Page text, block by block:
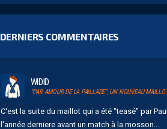
DERNIERS COMMENTAIRES
WIDID
C'est la suite du maillot qui a été "teasé" par
l'année derniere avant un match à la mosson...